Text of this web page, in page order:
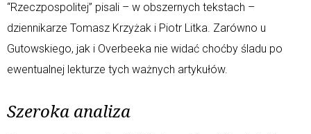
“Rzeczpospolitej” pisali – w obszernych tekstach –
dziennikarze Tomasz Krzyżak i Piotr Litka. Zarówno u
Gutowskiego, jak i Overbeeka nie widać choćby śladu po
ewentualnej lekturze tych ważnych artykułów.
Szeroka analiza